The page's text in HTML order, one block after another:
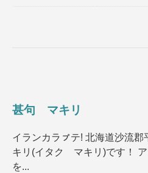
甚句 マキリ
イランカラㇷ゚テ! 北海道沙流
キリ(イタク マキリ)です！
を...